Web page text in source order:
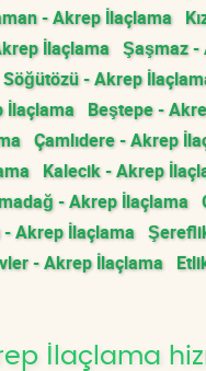
- Akrep İlaçlama
İlaçlama Şaşmaz -
Söğütözü - Akrep
İlaçlama Beştepe -
Çamlıdere - Akrep
Kalecik - Akrep
- Akrep İlaçlama
Akrep İlaçlama
- Akrep İlaçlama
İlaçlama